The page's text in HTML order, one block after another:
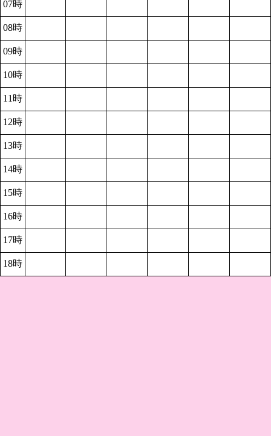
07時
08時
09時
10時
11時
12時
13時
14時
15時
16時
17時
18時